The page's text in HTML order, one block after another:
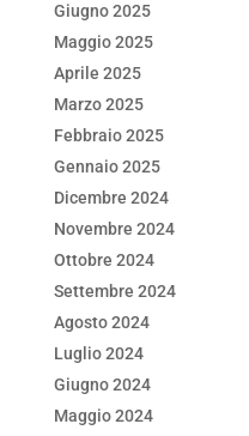
Giugno 2025
Maggio 2025
Aprile 2025
Marzo 2025
Febbraio 2025
Gennaio 2025
Dicembre 2024
Novembre 2024
Ottobre 2024
Settembre 2024
Agosto 2024
Luglio 2024
Giugno 2024
Maggio 2024